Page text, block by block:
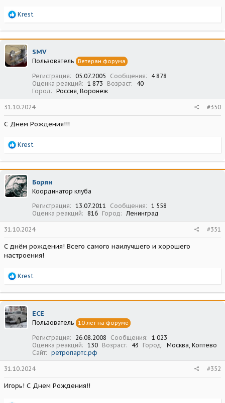
Р
а
к
ц
и
и
Krest
SMV
Пользователь Ветеран форума
Регистрация 05.07.2005 Сообщения
4 878
Оценка реакций
1 873 Возраст
40
Город
Россия, Воронеж
31.10.2024 #350
С Днем Рождения!!!
Р
а
к
ц
и
и
Krest
Борян
Координатор клуба
Регистрация
13.07.2011 Сообщения
1 558
Оценка реакций
816 Город Ленинград
31.10.2024 #351
С днём рождения! Всего самого наилучшего и хорошего
настроения!
Р
а
к
ц
и
и
Krest
ECE
Пользователь 10 лет на форуме
Регистрация 26.08.2008 Сообщения
1 023
Оценка реакций
130 Возраст 43 Город
Москва, Коптево
Сайт
ретропартс.рф
31.10.2024 #352
Игорь! С Днем Рождения!!